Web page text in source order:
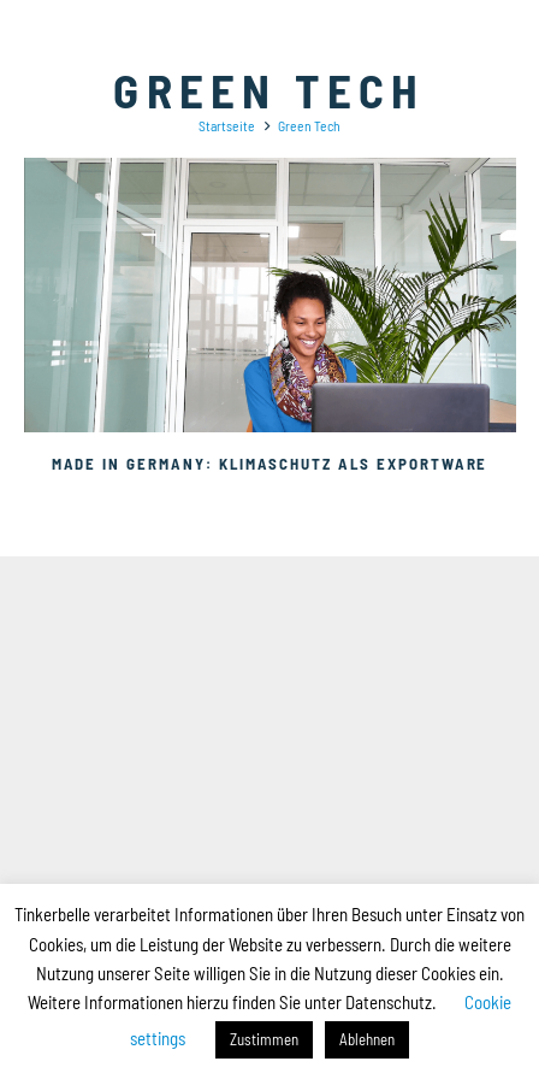
GREEN TECH
Startseite Green Tech
MADE IN GERMANY: KLIMASCHUTZ ALS EXPORTWARE
Tinkerbelle verarbeitet Informationen über Ihren Besuch unter Einsatz von
Cookies, um die Leistung der Website zu verbessern. Durch die weitere
Nutzung unserer Seite willigen Sie in die Nutzung dieser Cookies ein.
Weitere Informationen hierzu finden Sie unter Datenschutz.
Cookie
settings
Zustimmen Ablehnen